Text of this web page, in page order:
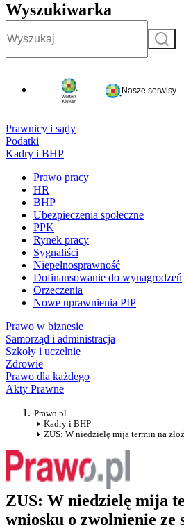
Wyszukiwarka
Szukaj
Nasze serwisy
Prawnicy i sądy
Podatki
Kadry i BHP
Prawo pracy
HR
BHP
Ubezpieczenia społeczne
PPK
Rynek pracy
Sygnaliści
Niepełnosprawność
Dofinansowanie do wynagrodzeń
Orzeczenia
Nowe uprawnienia PIP
Prawo w biznesie
Samorząd i administracja
Szkoły i uczelnie
Zdrowie
Prawo dla każdego
Akty Prawne
Prawo.pl
Kadry i BHP
ZUS: W niedzielę mija termin na
ZUS: W niedzielę mija
wniosku o zwolnienie ze